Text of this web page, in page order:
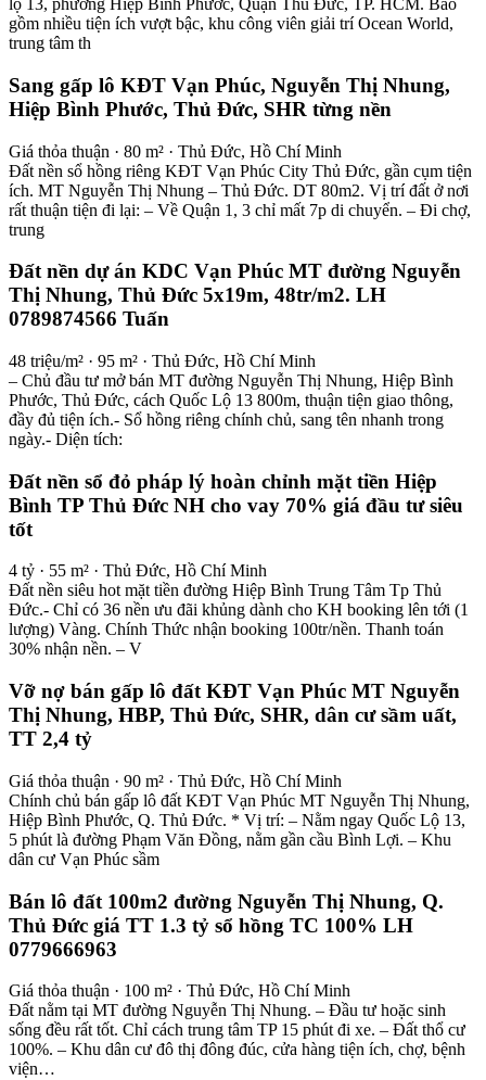
lộ 13, phường Hiệp Bình Phước, Quận Thủ Đức, TP. HCM. Bao
gồm nhiều tiện ích vượt bậc, khu công viên giải trí Ocean World,
trung tâm th
Sang gấp lô KĐT Vạn Phúc, Nguyễn Thị Nhung,
Hiệp Bình Phước, Thủ Đức, SHR từng nền
Giá thỏa thuận · 80 m² · Thủ Đức, Hồ Chí Minh
Đất nền sổ hồng riêng KĐT Vạn Phúc City Thủ Đức, gần cụm tiện
ích. MT Nguyễn Thị Nhung – Thủ Đức. DT 80m2. Vị trí đất ở nơi
rất thuận tiện đi lại: – Về Quận 1, 3 chỉ mất 7p di chuyển. – Đi chợ,
trung
Đất nền dự án KDC Vạn Phúc MT đường Nguyễn
Thị Nhung, Thủ Đức 5x19m, 48tr/m2. LH
0789874566 Tuấn
48 triệu/m² · 95 m² · Thủ Đức, Hồ Chí Minh
– Chủ đầu tư mở bán MT đường Nguyễn Thị Nhung, Hiệp Bình
Phước, Thủ Đức, cách Quốc Lộ 13 800m, thuận tiện giao thông,
đầy đủ tiện ích.- Sổ hồng riêng chính chủ, sang tên nhanh trong
ngày.- Diện tích:
Đất nền sổ đỏ pháp lý hoàn chỉnh mặt tiền Hiệp
Bình TP Thủ Đức NH cho vay 70% giá đầu tư siêu
tốt
4 tỷ · 55 m² · Thủ Đức, Hồ Chí Minh
Đất nền siêu hot mặt tiền đường Hiệp Bình Trung Tâm Tp Thủ
Đức.- Chỉ có 36 nền ưu đãi khủng dành cho KH booking lên tới (1
lượng) Vàng. Chính Thức nhận booking 100tr/nền. Thanh toán
30% nhận nền. – V
Vỡ nợ bán gấp lô đất KĐT Vạn Phúc MT Nguyễn
Thị Nhung, HBP, Thủ Đức, SHR, dân cư sầm uất,
TT 2,4 tỷ
Giá thỏa thuận · 90 m² · Thủ Đức, Hồ Chí Minh
Chính chủ bán gấp lô đất KĐT Vạn Phúc MT Nguyễn Thị Nhung,
Hiệp Bình Phước, Q. Thủ Đức. * Vị trí: – Nằm ngay Quốc Lộ 13,
5 phút là đường Phạm Văn Đồng, nằm gần cầu Bình Lợi. – Khu
dân cư Vạn Phúc sầm
Bán lô đất 100m2 đường Nguyễn Thị Nhung, Q.
Thủ Đức giá TT 1.3 tỷ sổ hồng TC 100% LH
0779666963
Giá thỏa thuận · 100 m² · Thủ Đức, Hồ Chí Minh
Đất nằm tại MT đường Nguyễn Thị Nhung. – Đầu tư hoặc sinh
sống đều rất tốt. Chỉ cách trung tâm TP 15 phút đi xe. – Đất thổ cư
100%. – Khu dân cư đô thị đông đúc, cửa hàng tiện ích, chợ, bệnh
viện…